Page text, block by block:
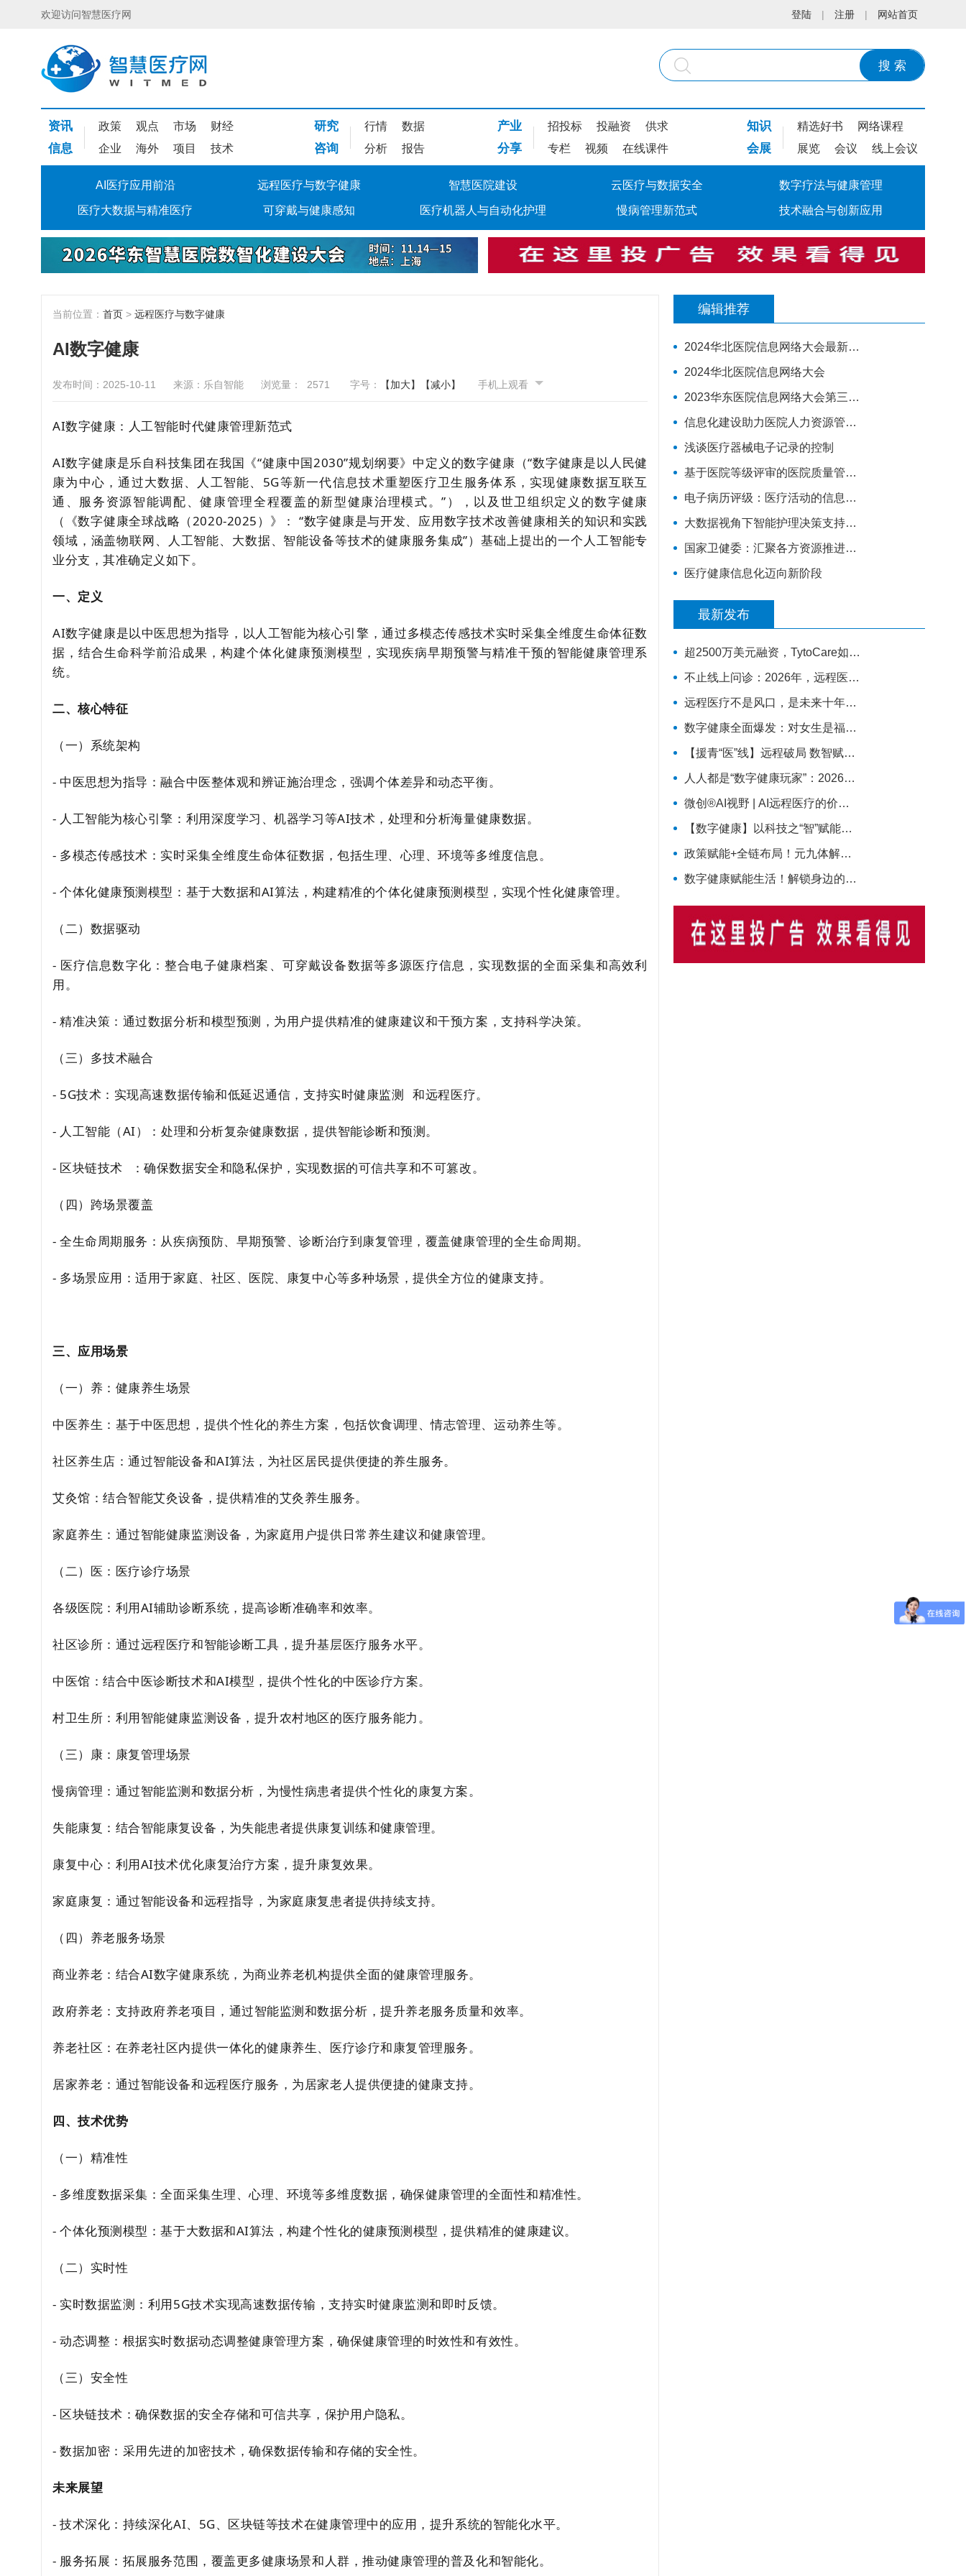
欢迎访问智慧医疗网 登陆 | 注册 | 网站首页
搜 索
资讯 政策 观点 市场 财经
信息 企业 海外 项目 技术
研究 行情 数据
咨询 分析 报告
产业 招投标 投融资 供求
分享 专栏 视频 在线课件
知识 精选好书 网络课程
会展 展览 会议 线上会议
AI医疗应用前沿 远程医疗与数字健康 智慧医院建设 云医疗与数据安全 数字疗法与健康管理
医疗大数据与精准医疗 可穿戴与健康感知 医疗机器人与自动化护理 慢病管理新范式 技术融合与创新应用
当前位置： 首页 > 远程医疗与数字健康
AI数字健康
发布时间：2025-10-11 来源：乐自智能 浏览量： 2571 字号： 【加大】 【减小】 手机上观看
AI数字健康：人工智能时代健康管理新范式
AI数字健康是乐自科技集团在我国《“健康中国2030”规划纲要》中定义的数字健康（“数字健康是以人民健
康为中心，通过大数据、人工智能、5G等新一代信息技术重塑医疗卫生服务体系，实现健康数据互联互
通、服务资源智能调配、健康管理全程覆盖的新型健康治理模式。”），以及世卫组织定义的数字健康
（《数字健康全球战略（2020-2025）》： “数字健康是与开发、应用数字技术改善健康相关的知识和实践
领域，涵盖物联网、人工智能、大数据、智能设备等技术的健康服务集成”）基础上提出的一个人工智能专
业分支，其准确定义如下。
一、定义
AI数字健康是以中医思想为指导，以人工智能为核心引擎，通过多模态传感技术实时采集全维度生命体征数
据，结合生命科学前沿成果，构建个体化健康预测模型，实现疾病早期预警与精准干预的智能健康管理系
统。
二、核心特征
（一）系统架构
- 中医思想为指导：融合中医整体观和辨证施治理念，强调个体差异和动态平衡。
- 人工智能为核心引擎：利用深度学习、机器学习等AI技术，处理和分析海量健康数据。
- 多模态传感技术：实时采集全维度生命体征数据，包括生理、心理、环境等多维度信息。
- 个体化健康预测模型：基于大数据和AI算法，构建精准的个体化健康预测模型，实现个性化健康管理。
（二）数据驱动
- 医疗信息数字化：整合电子健康档案、可穿戴设备数据等多源医疗信息，实现数据的全面采集和高效利
用。
- 精准决策：通过数据分析和模型预测，为用户提供精准的健康建议和干预方案，支持科学决策。
（三）多技术融合
- 5G技术：实现高速数据传输和低延迟通信，支持实时健康监测 和远程医疗。
- 人工智能（AI）：处理和分析复杂健康数据，提供智能诊断和预测。
- 区块链技术 ：确保数据安全和隐私保护，实现数据的可信共享和不可篡改。
（四）跨场景覆盖
- 全生命周期服务：从疾病预防、早期预警、诊断治疗到康复管理，覆盖健康管理的全生命周期。
- 多场景应用：适用于家庭、社区、医院、康复中心等多种场景，提供全方位的健康支持。
三、应用场景
（一）养：健康养生场景
中医养生：基于中医思想，提供个性化的养生方案，包括饮食调理、情志管理、运动养生等。
社区养生店：通过智能设备和AI算法，为社区居民提供便捷的养生服务。
艾灸馆：结合智能艾灸设备，提供精准的艾灸养生服务。
家庭养生：通过智能健康监测设备，为家庭用户提供日常养生建议和健康管理。
（二）医：医疗诊疗场景
各级医院：利用AI辅助诊断系统，提高诊断准确率和效率。
社区诊所：通过远程医疗和智能诊断工具，提升基层医疗服务水平。
中医馆：结合中医诊断技术和AI模型，提供个性化的中医诊疗方案。
村卫生所：利用智能健康监测设备，提升农村地区的医疗服务能力。
（三）康：康复管理场景
慢病管理：通过智能监测和数据分析，为慢性病患者提供个性化的康复方案。
失能康复：结合智能康复设备，为失能患者提供康复训练和健康管理。
康复中心：利用AI技术优化康复治疗方案，提升康复效果。
家庭康复：通过智能设备和远程指导，为家庭康复患者提供持续支持。
（四）养老服务场景
商业养老：结合AI数字健康系统，为商业养老机构提供全面的健康管理服务。
政府养老：支持政府养老项目，通过智能监测和数据分析，提升养老服务质量和效率。
养老社区：在养老社区内提供一体化的健康养生、医疗诊疗和康复管理服务。
居家养老：通过智能设备和远程医疗服务，为居家老人提供便捷的健康支持。
四、技术优势
（一）精准性
- 多维度数据采集：全面采集生理、心理、环境等多维度数据，确保健康管理的全面性和精准性。
- 个体化预测模型：基于大数据和AI算法，构建个性化的健康预测模型，提供精准的健康建议。
（二）实时性
- 实时数据监测：利用5G技术实现高速数据传输，支持实时健康监测和即时反馈。
- 动态调整：根据实时数据动态调整健康管理方案，确保健康管理的时效性和有效性。
（三）安全性
- 区块链技术：确保数据的安全存储和可信共享，保护用户隐私。
- 数据加密：采用先进的加密技术，确保数据传输和存储的安全性。
未来展望
- 技术深化：持续深化AI、5G、区块链等技术在健康管理中的应用，提升系统的智能化水平。
- 服务拓展：拓展服务范围，覆盖更多健康场景和人群，推动健康管理的普及化和智能化。
编辑推荐
2024华北医院信息网络大会最新演讲嘉宾
2024华北医院信息网络大会
2023华东医院信息网络大会第三轮通知
信息化建设助力医院人力资源管理升级
浅谈医疗器械电子记录的控制
基于医院等级评审的医院质量管理体系建设
电子病历评级：​医疗活动的信息化建设分“三步走”
大数据视角下智能护理决策支持系统数据平台构建研究
国家卫健委：汇聚各方资源推进互联网医疗监管，将建全国统一的电子健康档案
医疗健康信息化迈向新阶段
最新发布
超2500万美元融资，TytoCare如何用一台“掌上诊室”重塑远程医疗
不止线上问诊：2026年，远程医疗真正走进医疗主赛道
远程医疗不是风口，是未来十年医疗服务的长期底色
数字健康全面爆发：对女生是福利收割，还是焦虑绑架？
【援青“医”线】远程破局 数智赋能——记泽库县人民医院构建远程医疗体系筑牢高原健康防线
人人都是“数字健康玩家”：2026年，健康管理彻底变天了
微创®AI视野 | AI远程医疗的价值拐点：从“连接”到“理解”MicroPort微创动态
【数字健康】以科技之“智”赋能医疗之“治”
政策赋能+全链布局！元九体解锁数字健康新范式
数字健康赋能生活！解锁身边的智慧医疗新体验